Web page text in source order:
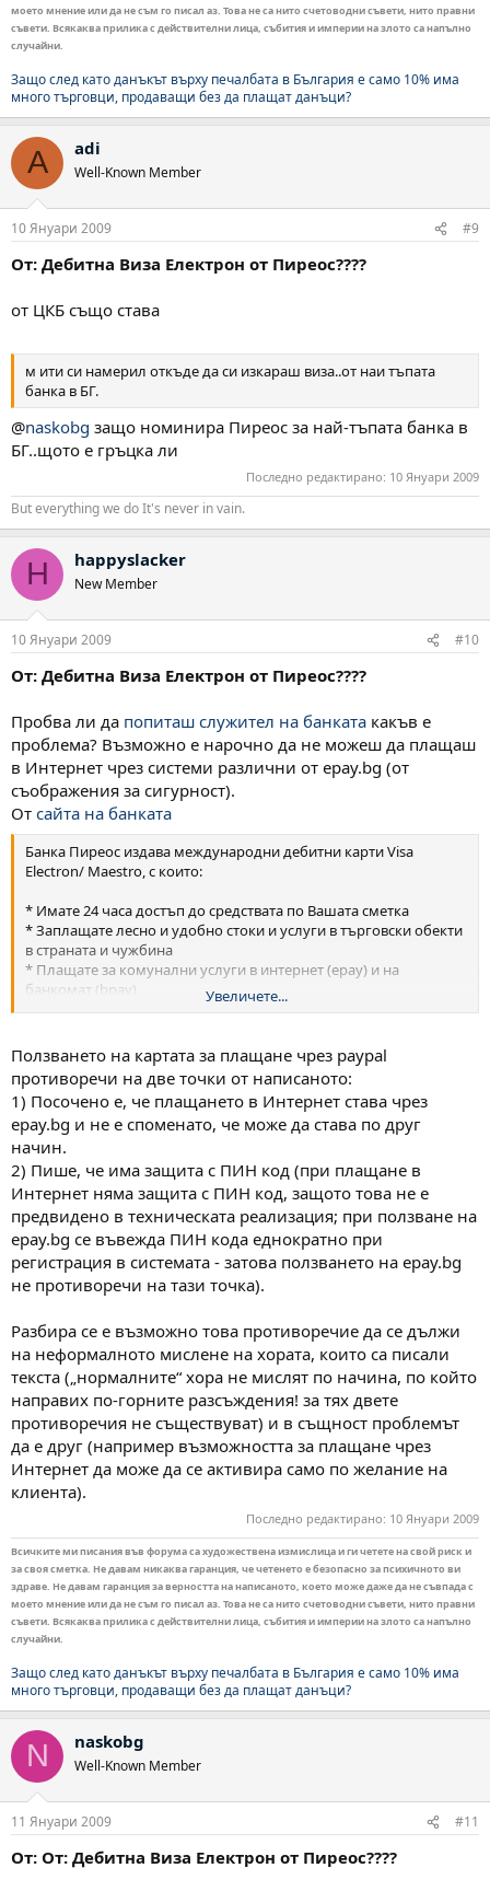
моето мнение или да не съм го писал аз. Това не са нито счетоводни съвети, нито правни
съвети. Всякаква прилика с действителни лица, събития и империи на злото са напълно
случайни.
Защо след като данъкът върху печалбата в България е само 10% има
много търговци, продаващи без да плащат данъци?
A adi
Well-Known Member
10 Януари 2009 #9
От: Дебитна Виза Електрон от Пиреос????
от ЦКБ също става
м ити си намерил откъде да си изкараш виза..от наи тъпата
банка в БГ.
@naskobg защо номинира Пиреос за най-тъпата банка в
БГ..щото е гръцка ли
Последно редактирано: 10 Януари 2009
But everything we do It's never in vain.
H happyslacker
New Member
10 Януари 2009 #10
От: Дебитна Виза Електрон от Пиреос????
Пробва ли да попиташ служител на банката какъв е
проблема? Възможно е нарочно да не можеш да плащаш
в Интернет чрез системи различни от epay.bg (от
съображения за сигурност).
От сайта на банката
Банка Пиреос издава международни дебитни карти Visa
Electron/ Maestro, с които:
* Имате 24 часа достъп до средствата по Вашата сметка
* Заплащате лесно и удобно стоки и услуги в търговски обекти
в страната и чужбина
* Плащате за комунални услуги в интернет (epay) и на
банкомат (bpay)
* Ползвате изгоден овърдрафт, разрешен по Вашата сметка
* Осигурявате защита на Вашите средства с уникален ПИН-код
Увеличете...
Ползването на картата за плащане чрез paypal
противоречи на две точки от написаното:
1) Посочено е, че плащането в Интернет става чрез
epay.bg и не е споменато, че може да става по друг
начин.
2) Пише, че има защита с ПИН код (при плащане в
Интернет няма защита с ПИН код, защото това не е
предвидено в техническата реализация; при ползване на
epay.bg се въвежда ПИН кода еднократно при
регистрация в системата - затова ползването на epay.bg
не противоречи на тази точка).
Разбира се е възможно това противоречие да се дължи
на неформалното мислене на хората, които са писали
текста („нормалните“ хора не мислят по начина, по който
направих по-горните разсъждения! за тях двете
противоречия не съществуват) и в същност проблемът
да е друг (например възможността за плащане чрез
Интернет да може да се активира само по желание на
клиента).
Последно редактирано: 10 Януари 2009
Всичките ми писания във форума са художествена измислица и ги четете на свой риск и
за своя сметка. Не давам никаква гаранция, че четенето е безопасно за психичното ви
здраве. Не давам гаранция за верността на написаното, което може даже да не съвпада с
моето мнение или да не съм го писал аз. Това не са нито счетоводни съвети, нито правни
съвети. Всякаква прилика с действителни лица, събития и империи на злото са напълно
случайни.
Защо след като данъкът върху печалбата в България е само 10% има
много търговци, продаващи без да плащат данъци?
N naskobg
Well-Known Member
11 Януари 2009 #11
От: От: Дебитна Виза Електрон от Пиреос????